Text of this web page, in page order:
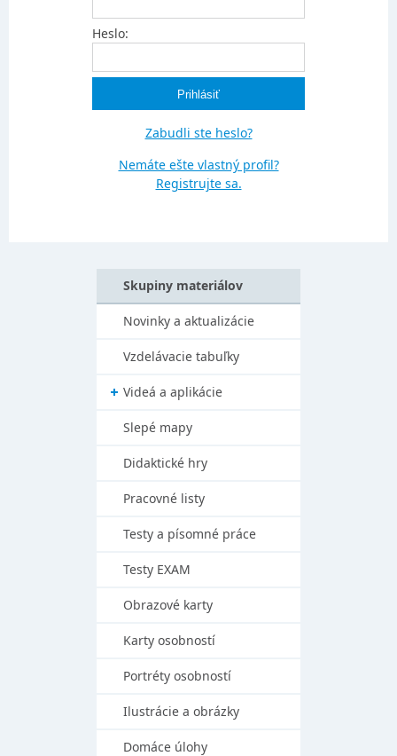
Heslo:
Zabudli ste heslo?
Nemáte ešte vlastný profil?
Registrujte sa.
Skupiny materiálov
Novinky a aktualizácie
Vzdelávacie tabuľky
Videá a aplikácie
Slepé mapy
Didaktické hry
Pracovné listy
Testy a písomné práce
Testy EXAM
Obrazové karty
Karty osobností
Portréty osobností
Ilustrácie a obrázky
Domáce úlohy